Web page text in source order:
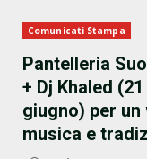
Comunicati Stampa
Pantelleria
+ Dj Khaled
giugno) per
musica e